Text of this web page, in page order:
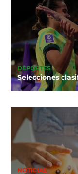
DEPORTES
Selecciones
NOTICIAS